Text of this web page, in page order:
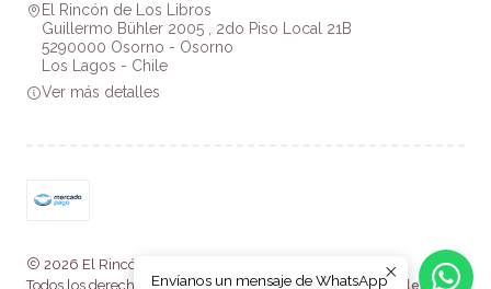
El Rincón de Los Libros
Guillermo Bühler 2005 , 2do Piso Local 21B
5290000 Osorno - Osorno
Los Lagos - Chile
Ver más detalles
2026 El Rincón de Los Libros .
Todos los derechos reservados.Desarrollado por Jumpseller
Envíanos un mensaje de WhatsApp